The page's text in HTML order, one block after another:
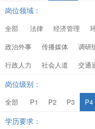
岗位领域：
全部 法律 经济管理
政治外事
传播媒体 调研
行政人力
社会人道 交通
岗位级别：
全部 P1 P2 P3 P4
学历要求：